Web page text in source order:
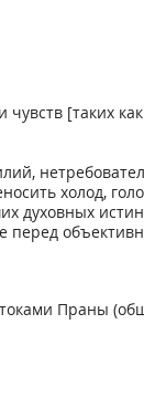
[таких
холод,
духовных
Праны